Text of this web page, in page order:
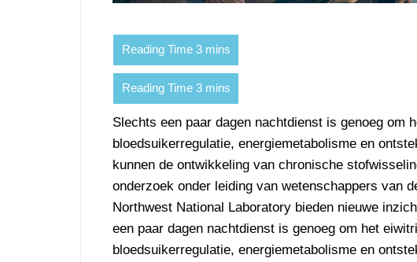
Slechts een paar dagen nachtdienst is genoeg om
bloedsuikerregulatie, energiemetabolisme en
kunnen de ontwikkeling van chronische
onderzoek onder leiding van wetenschappers van
Northwest National Laboratory bieden nieuwe
een paar dagen nachtdienst is genoeg om het
bloedsuikerregulatie, energiemetabolisme en